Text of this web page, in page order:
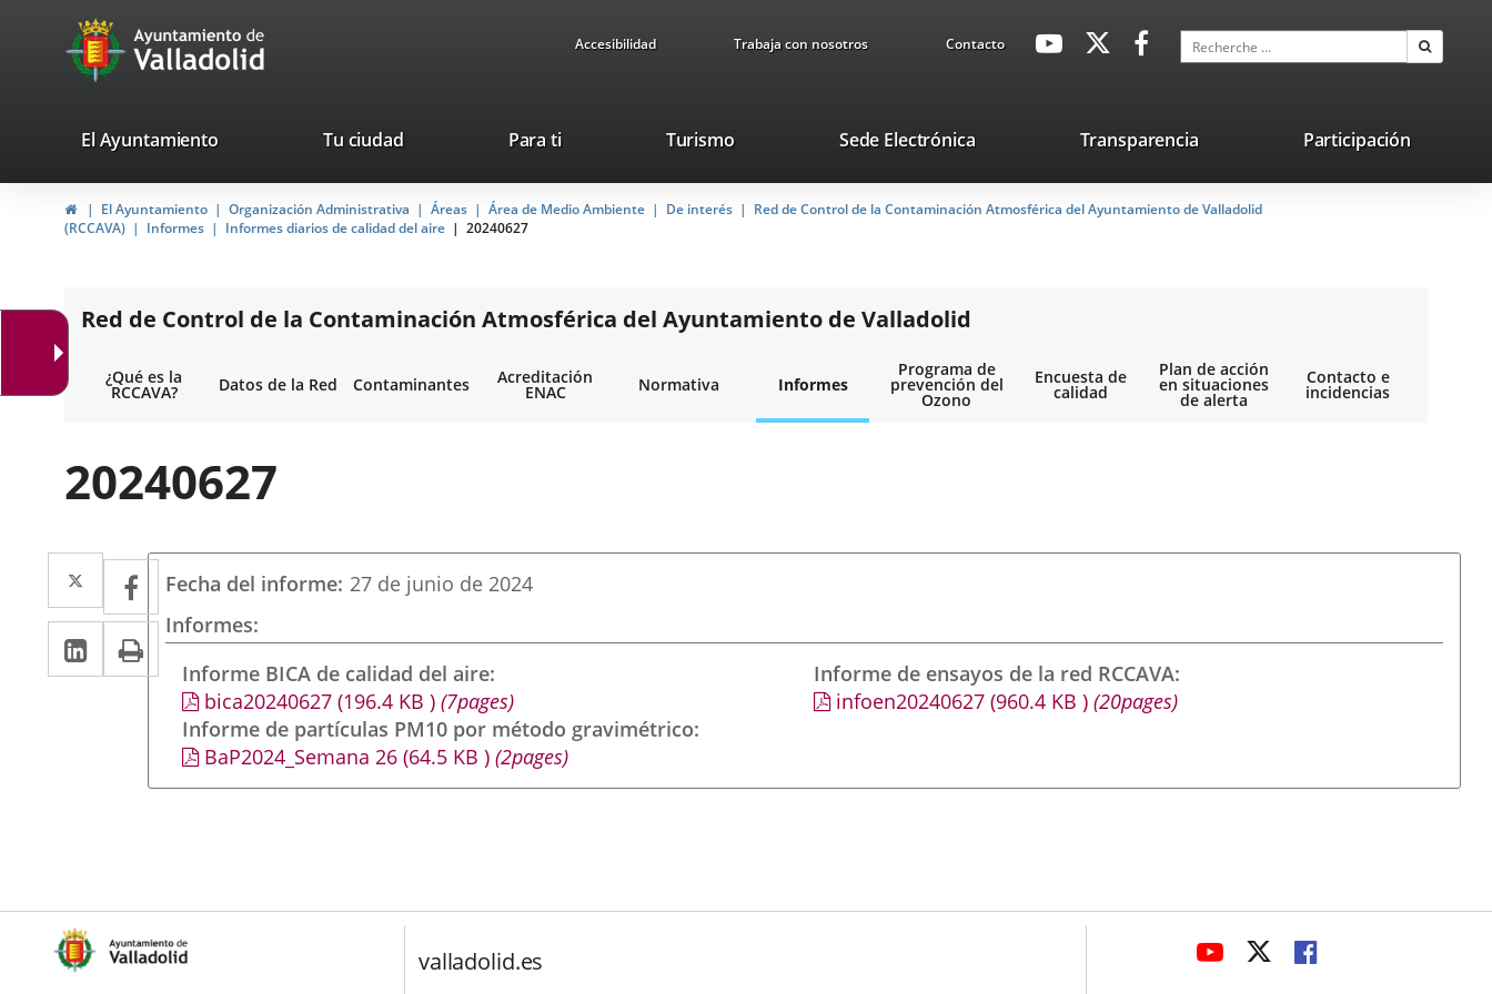
Portal
Web
Ayuntamiento
de
Valladolid
Accesibilidad Trabaja con nosotros ContactoavaHeaderSocial
Enlace
externa.
Enlace
aplicación
externa.
Enlace
aplicación
externa.
Recherche
valladolid.es
El Ayuntamiento Tu ciudad Para ti TurismoEste
se
abrirá
nueva.
Sede ElectrónicaEnlace
una
aplicación
Transparencia Participación
InicioEl Ayuntamiento Organización Administrativa Áreas Área de Medio Ambiente De interés
Red de Control de la Contaminación Atmosférica del Ayuntamiento de Valladolid
(RCCAVA)
Informes Informes diarios de calidad del aire 20240627
Red de Control de la Contaminación Atmosférica del Ayuntamiento de Valladolid
¿Qué es la
RCCAVA? Datos de la Red Contaminantes Acreditación
ENAC Normativa Informes
Programa de
prevención del
Ozono
Encuesta de
calidad
Plan de acción
en situaciones
de alerta
Contacto e
incidencias
20240627
Twitter
Enlace
a
una
aplicación
externa.
Facebook
Enlace
a
una
aplicación
externa.
LinkedIn
Enlace
a
aplicación
externa.
Imprimir
Fecha del informe 27 de junio de 2024
Informes
Informe BICA de calidad del aire
bica20240627(196.4 KB )(7pages)
Informe de partículas PM10 por método gravimétrico
BaP2024_Semana 26(64.5 KB )(2pages)
Informe de ensayos de la red RCCAVA
infoen20240627 (960.4 KB) (20pages)
valladolid.es
ENLACEENLACEENLACE